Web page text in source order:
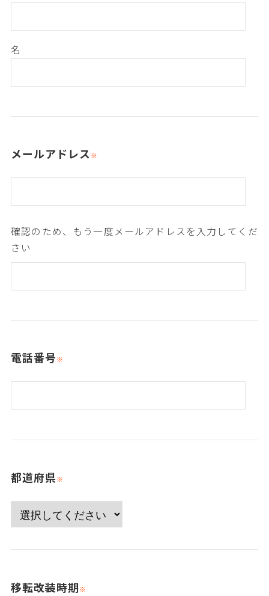
名
メールアドレス
電話番号
都道府県
移転改装時期